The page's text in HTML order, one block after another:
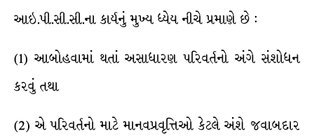
આઇ.પી.સી.સી.ના કાર્યનું મુખ્ય ધ્યેય નીચે પ્રમાણે છે :
(1) આબોહવામાં થતાં અસાધારણ પરિવર્તનો અંગે સંશોધન
કરવું તથા
(2) એ પરિવર્તનો માટે માનવપ્રવૃત્તિઓ કેટલે અંશે જવાબદાર